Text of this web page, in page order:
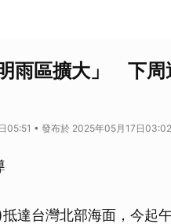
雨區擴大」 下周
05:51 • 發布於 2025年05月17日03:02
達台灣北部海面，今起